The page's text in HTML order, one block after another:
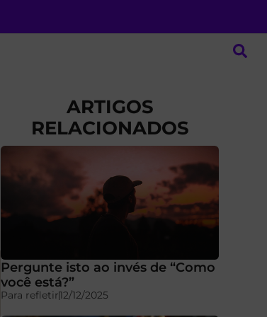
ARTIGOS
RELACIONADOS
Pergunte isto ao invés de “Como
você está?”
Para refletir12/12/2025